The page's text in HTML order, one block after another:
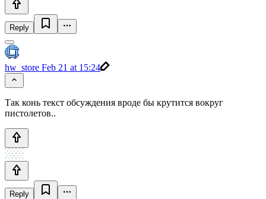
Reply
hw_store Feb 21 at 15:24
Так конь текст обсуждения вроде бы крутится вокруг
пистолетов..
Reply